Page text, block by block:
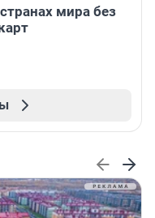
мира без